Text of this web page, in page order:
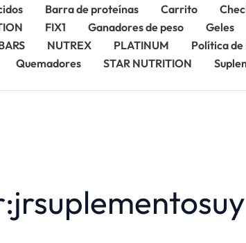
Barra de proteínas Carrito
FIX1 Ganadores de peso Geles
NUTREX PLATINUM Política
Quemadores STAR NUTRITION